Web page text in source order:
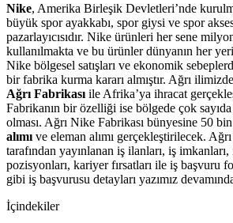
Nike, Amerika Birleşik Devletleri’nde
büyük spor ayakkabı, spor giysi ve spor
pazarlayıcısıdır. Nike ürünleri her sene
kullanılmakta ve bu ürünler dünyanın her
Nike bölgesel satışları ve ekonomik
bir fabrika kurma kararı almıştır. Ağrı
Ağrı Fabrikası ile Afrika’ya ihracat
Fabrikanın bir özelliği ise bölgede çok
olması. Ağrı Nike Fabrikası bünyesine 50 bin
alımı ve eleman alımı gerçekleştirilecek.
tarafından yayınlanan iş ilanları, iş imkanları,
pozisyonları, kariyer fırsatları ile iş başvuru
gibi iş başvurusu detayları yazımız
İçindekiler